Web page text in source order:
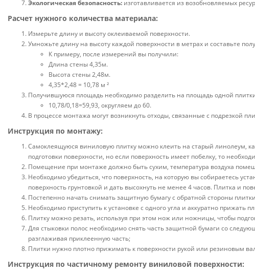
Экологическая безопасность: изготавливается из возобновляемых
Расчет нужного количества материала:
Измерьте длину и высоту оклеиваемой поверхности.
Умножьте длину на высоту каждой поверхности в метрах и составьте
К примеру, после измерений вы получили:
Длина стены 4,35м.
Высота стены 2,48м.
4,35*2,48 = 10,78 м ²
Получившуюся площадь необходимо разделить на площадь одной
10,78/0,18=59,93, округляем до 60.
В процессе монтажа могут возникнуть отходы, связанные с подрезкой
Инструкция по монтажу:
Самоклеящуюся виниловую плитку можно клеить на старый линолеум,
подготовки поверхности, но если поверхность имеет побелку, то
Помещение при монтаже должно быть сухим, температура воздуха
Необходимо убедиться, что поверхность, на которую вы собираетесь
поверхность грунтовкой и дать высохнуть не менее 4 часов. Плитка и
Постепенно начать снимать защитную бумагу с обратной стороны
Необходимо приступить к установке с одного угла и аккуратно прижать
Плитку можно резать, используя при этом нож или ножницы, чтобы
Для стыковки полос необходимо снять часть защитной бумаги со
разглаживая приклеенную часть;
Плитки нужно плотно прижимать к поверхности рукой или резиновым
Инструкция по частичному ремонту виниловой поверхности: